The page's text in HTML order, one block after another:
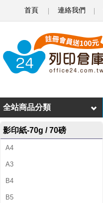
首頁 連絡我們
加
碼
購
物
金
2
0
0
全站商品分類
影印紙-70g / 70磅
A4
A3
B4
B5